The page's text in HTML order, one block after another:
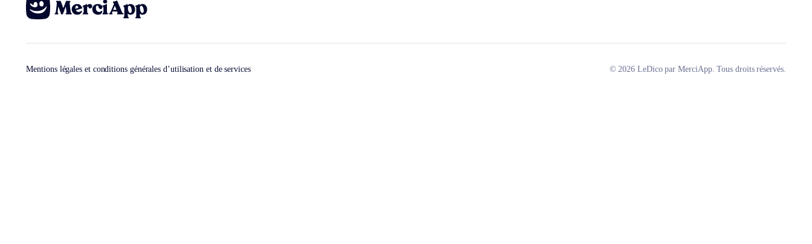
Mentions légales et conditions générales d’utilisation et de services © 2026 LeDico par MerciApp. Tous droits réservés.